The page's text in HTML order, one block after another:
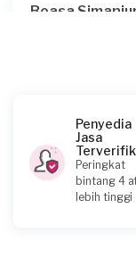
Boasa
Nica
4 bulan yang lalu
Medan, Sumatera
Penyedia
Jasa
Peringkat
bintang 4
lebih tinggi